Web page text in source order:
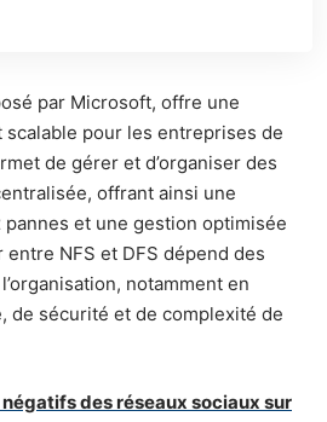
par Microsoft, offre une
pour les entreprises de
de gérer et d’organiser des
offrant ainsi une
et une gestion optimisée
NFS et DFS dépend des
notamment en
de sécurité et de complexité de
des réseaux sociaux sur